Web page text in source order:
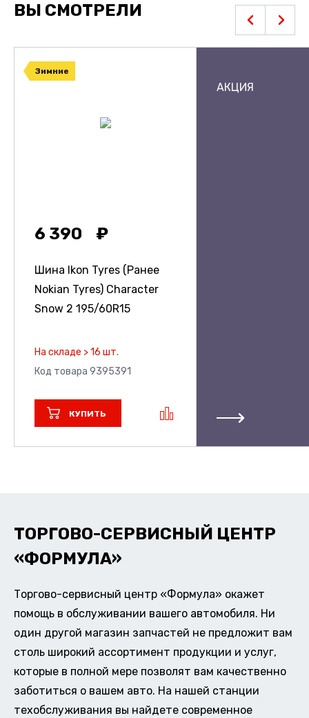
ВЫ СМОТРЕЛИ
Зимние
6 390
Шина Ikon Tyres (Ранее
Nokian Tyres) Character
Snow 2 195/60R15
На складе > 16 шт.
Код товара 9395391
КУПИТЬ
АКЦИЯ
ТОРГОВО-СЕРВИСНЫЙ ЦЕНТР
«ФОРМУЛА»
Торгово-сервисный центр «Формула» окажет
помощь в обслуживании вашего автомобиля. Ни
один другой магазин запчастей не предложит вам
столь широкий ассортимент продукции и услуг,
которые в полной мере позволят вам качественно
заботиться о вашем авто. На нашей станции
техобслуживания вы найдете современное